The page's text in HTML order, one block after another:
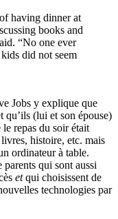
having dinner at
books and
“No one ever
did not seem
Jobs y explique que
qu’ils (lui et son épouse)
repas du soir était
histoire, etc. mais
ordinateur à table.
parents qui sont aussi
etqui choisissent de
technologies par